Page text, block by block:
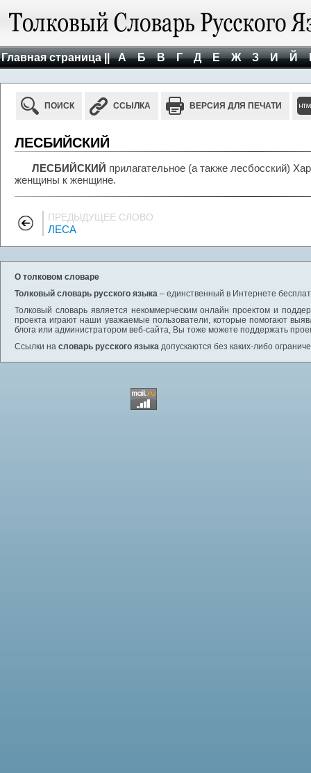
Главная страница || А Б В Г Д Е Ж З И Й
ПОИСК ССЫЛКА ВЕРСИЯ ДЛЯ ПЕЧАТИ
ЛЕСБИЙСКИЙ
ЛЕСБИЙСКИЙ прилагательное (а также лесбосский)
женщины к женщине.
ПРЕДЫДУЩЕЕ СЛОВО
ЛЕСА
О толковом словаре
Толковый словарь русского языка – единственный в Интернете
Толковый словарь является некоммерческим онлайн проектом и
проекта играют наши уважаемые пользователи, которые помогают
блога или администратором веб-сайта, Вы тоже можете поддержать
Ссылки на словарь русского языка допускаются без каких-либо